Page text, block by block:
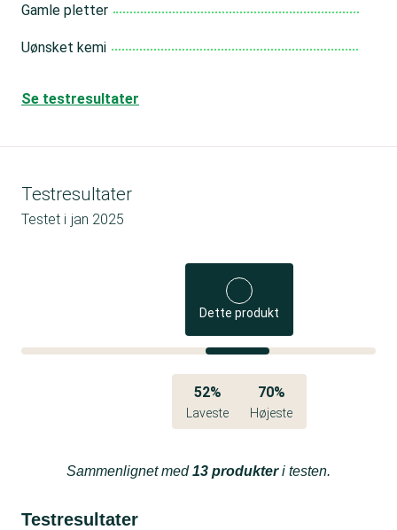
Gamle pletter
Uønsket kemi
Se testresultater
Testresultater
Testet i jan 2025
Dette produkt
52%
Laveste
70%
Højeste
Sammenlignet med13 produkteri testen.
Testresultater